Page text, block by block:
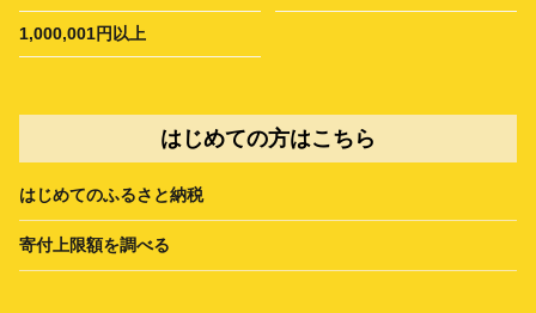
1,000,001円以上
はじめての方はこちら
はじめてのふるさと納税
寄付上限額を調べる